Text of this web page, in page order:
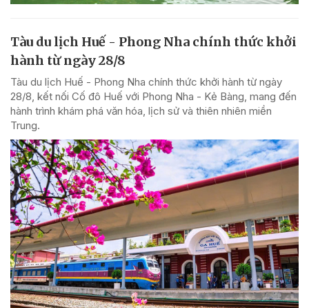
Tàu du lịch Huế - Phong Nha chính thức khởi
hành từ ngày 28/8
Tàu du lịch Huế - Phong Nha chính thức khởi hành từ ngày
28/8, kết nối Cố đô Huế với Phong Nha - Kẻ Bàng, mang đến
hành trình khám phá văn hóa, lịch sử và thiên nhiên miền
Trung.